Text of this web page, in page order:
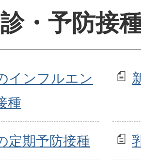
・予防接
インフルエン
種
定期予防接種